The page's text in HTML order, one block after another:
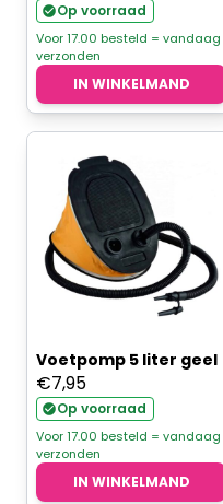
Op voorraad
Voor 17.00 besteld = vandaag
verzonden
IN WINKELMAND
Voetpomp 5 liter geel
€7,95
Op voorraad
Voor 17.00 besteld = vandaag
verzonden
IN WINKELMAND